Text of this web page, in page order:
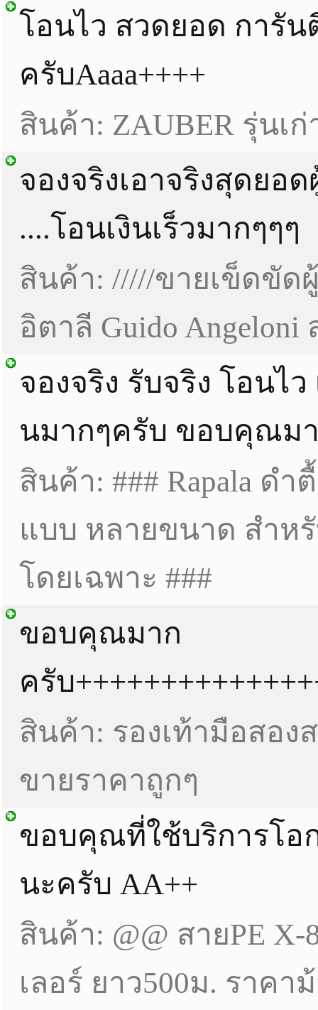
โอนไว สวดยอด การัน
ครับAaaa++++
สินค้า: ZAUBER รุ่นเ
จองจริงเอาจริงสุดยอ
....โอนเงินเร็วมากๆๆๆ
สินค้า: /////ขายเข็ดขัด
อิตาลี Guido Angeloni
จองจริง รับจริง โอนไ
นมากๆครับ ขอบคุณม
สินค้า: ### Rapala ด
แบบ หลายขนาด สำห
โดยเฉพาะ ###
ขอบคุณมาก
ครับ
สินค้า: รองเท้ามือสอง
ขายราคาถูกๆ
ขอบคุณที่ใช้บริการโอ
นะครับ AA++
สินค้า: @@ สายPE
เลอร์ ยาว500ม. ราคา